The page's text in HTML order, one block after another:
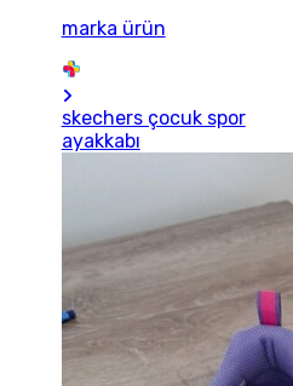
marka ürün
skechers çocuk spor
ayakkabı